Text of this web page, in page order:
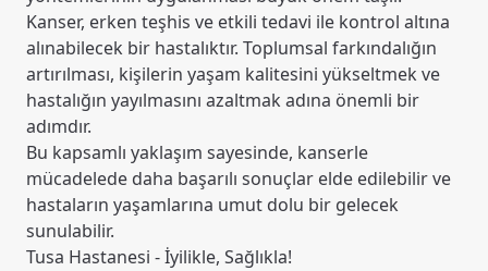
Kanser, erken teşhis ve etkili tedavi ile kontrol altına
alınabilecek bir hastalıktır. Toplumsal farkındalığın
artırılması, kişilerin yaşam kalitesini yükseltmek ve
hastalığın yayılmasını azaltmak adına önemli bir
adımdır.
Bu kapsamlı yaklaşım sayesinde, kanserle
mücadelede daha başarılı sonuçlar elde edilebilir ve
hastaların yaşamlarına umut dolu bir gelecek
sunulabilir.
Tusa Hastanesi - İyilikle, Sağlıkla!